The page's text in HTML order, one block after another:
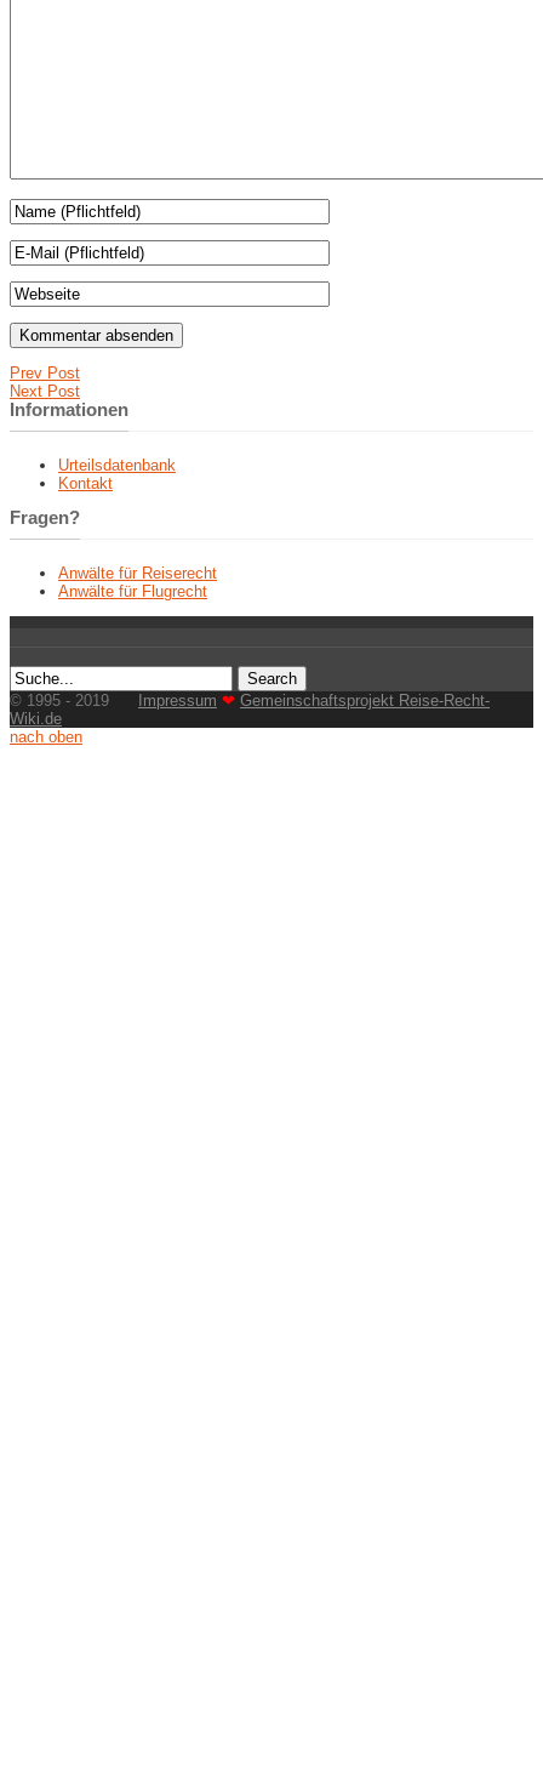
Prev Post
Next Post
Informationen
Urteilsdatenbank
Kontakt
Fragen?
Anwälte für Reiserecht
Anwälte für Flugrecht
© 1995 - 2019 Impressum ❤ Gemeinschaftsprojekt Reise-Recht-
Wiki.de
nach oben